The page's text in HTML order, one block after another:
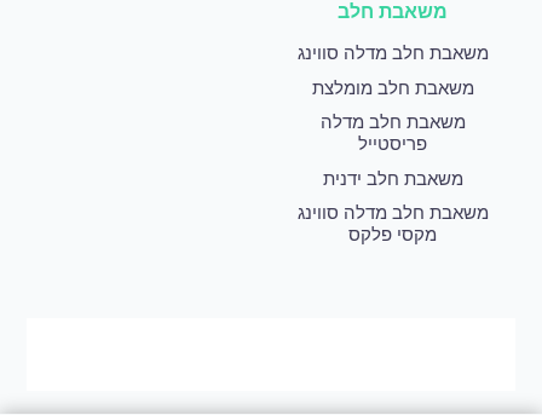
משאבת חלב
משאבת חלב מדלה סווינג
משאבת חלב מומלצת
משאבת חלב מדלה
פריסטייל
משאבת חלב ידנית
משאבת חלב מדלה סווינג
מקסי פלקס